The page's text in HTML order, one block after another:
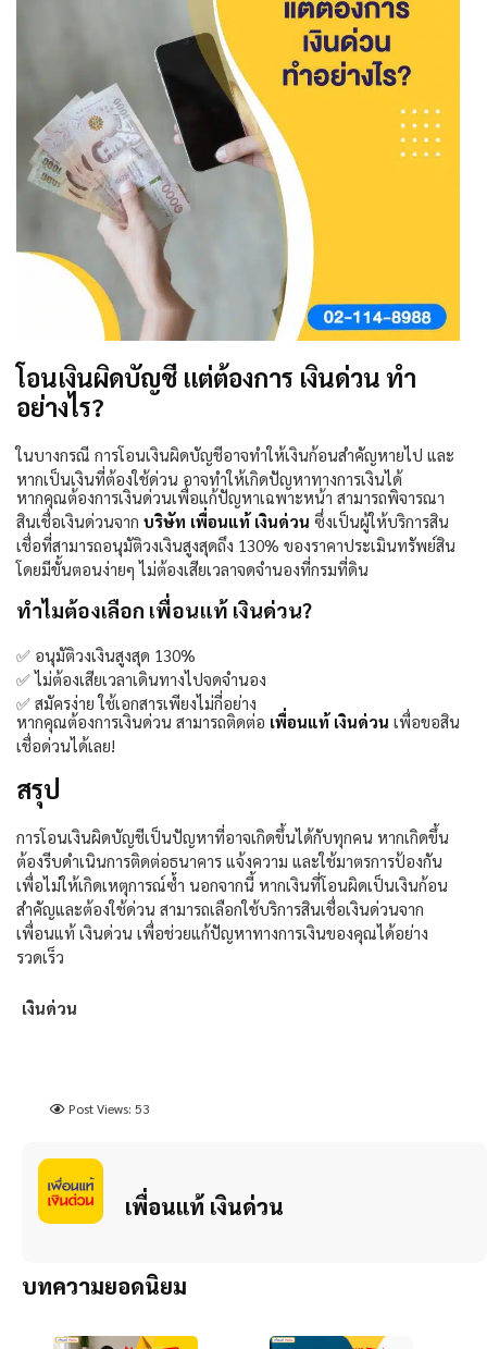
โอนเงินผิดบัญชี แต่ต้องการ เงินด่วน ทำ
อย่างไร?
ในบางกรณี การโอนเงินผิดบัญชีอาจทำให้เงินก้อนสำคัญหายไป และ
หากเป็นเงินที่ต้องใช้ด่วน อาจทำให้เกิดปัญหาทางการเงินได้
หากคุณต้องการเงินด่วนเพื่อแก้ปัญหาเฉพาะหน้า สามารถพิจารณา
สินเชื่อเงินด่วนจาก บริษัท เพื่อนแท้ เงินด่วน ซึ่งเป็นผู้ให้บริการสิน
เชื่อที่สามารถอนุมัติวงเงินสูงสุดถึง 130% ของราคาประเมินทรัพย์สิน
โดยมีขั้นตอนง่ายๆ ไม่ต้องเสียเวลาจดจำนองที่กรมที่ดิน
ทำไมต้องเลือก เพื่อนแท้ เงินด่วน?
✅ อนุมัติวงเงินสูงสุด 130%
✅ ไม่ต้องเสียเวลาเดินทางไปจดจำนอง
✅ สมัครง่าย ใช้เอกสารเพียงไม่กี่อย่าง
หากคุณต้องการเงินด่วน สามารถติดต่อ เพื่อนแท้ เงินด่วน เพื่อขอสิน
เชื่อด่วนได้เลย!
สรุป
การโอนเงินผิดบัญชีเป็นปัญหาที่อาจเกิดขึ้นได้กับทุกคน หากเกิดขึ้น
ต้องรีบดำเนินการติดต่อธนาคาร แจ้งความ และใช้มาตรการป้องกัน
เพื่อไม่ให้เกิดเหตุการณ์ซ้ำ นอกจากนี้ หากเงินที่โอนผิดเป็นเงินก้อน
สำคัญและต้องใช้ด่วน สามารถเลือกใช้บริการสินเชื่อเงินด่วนจาก
เพื่อนแท้ เงินด่วน เพื่อช่วยแก้ปัญหาทางการเงินของคุณได้อย่าง
รวดเร็ว
เงินด่วน
Post Views: 53
เพื่อนแท้ เงินด่วน
บทความยอดนิยม